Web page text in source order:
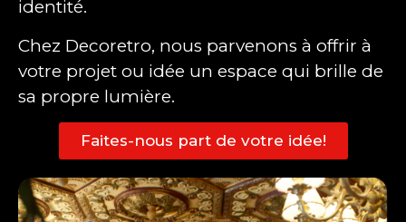
identité.
Chez Decoretro, nous parvenons à offrir à
votre projet ou idée un espace qui brille de
sa propre lumière.
Faites-nous part de votre idée!